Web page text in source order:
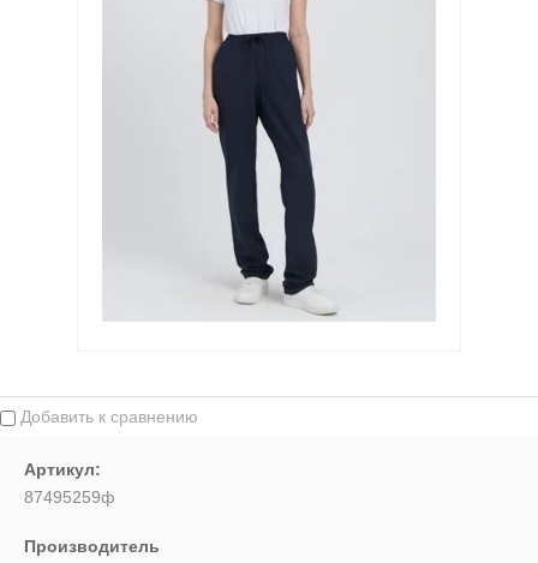
Добавить к сравнению
Артикул:
87495259ф
Производитель
Выберите...
Результатов на странице:
5